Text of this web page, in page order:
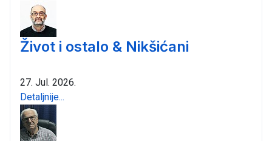
Život i ostalo & Nikšićani
27. Jul. 2026.
Detaljnije...